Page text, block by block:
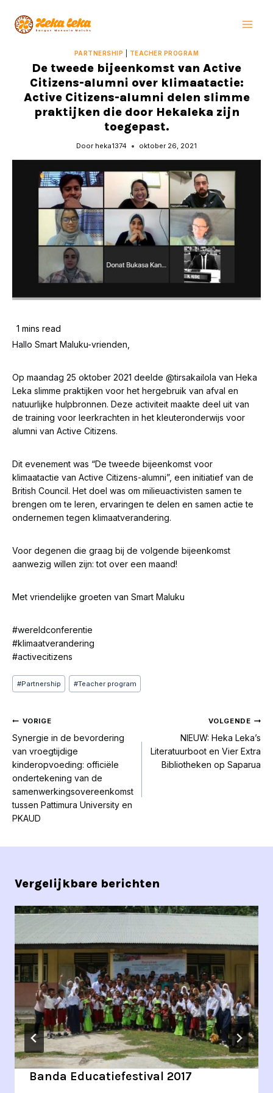
naar
inhoud
PARTNERSHIP TEACHER PROGRAM
De tweede bijeenkomst van Active
Citizens-alumni over klimaatactie:
Active Citizens-alumni delen slimme
praktijken die door Hekaleka zijn
toegepast.
Door heka1374 oktober 26, 2021
Hallo Smart Maluku-vrienden,
Op maandag 25 oktober 2021 deelde @tirsakailola van Heka
Leka slimme praktijken voor het hergebruik van afval en
natuurlijke hulpbronnen. Deze activiteit maakte deel uit van
de training voor leerkrachten in het kleuteronderwijs voor
alumni van Active Citizens.
Dit evenement was “De tweede bijeenkomst voor
klimaatactie van Active Citizens-alumni”, een initiatief van de
British Council. Het doel was om milieuactivisten samen te
brengen om te leren, ervaringen te delen en samen actie te
ondernemen tegen klimaatverandering.
Voor degenen die graag bij de volgende bijeenkomst
aanwezig willen zijn: tot over een maand!
Met vriendelijke groeten van Smart Maluku
#wereldconferentie
#klimaatverandering
#activecitizens
Bericht
tags:
#Partnership #Teacher program
Bericht
navigatie
VORIGE
Synergie in de bevordering
van vroegtijdige
kinderopvoeding: officiële
ondertekening van de
samenwerkingsovereenkomst
tussen Pattimura University en
PKAUD
VOLGENDE
NIEUW: Heka Leka’s
Literatuurboot en Vier Extra
Bibliotheken op Saparua
Vergelijkbare berichten
Banda Educatiefestival 2017